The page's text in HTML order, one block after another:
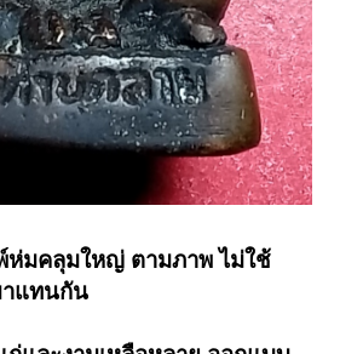
มคลุมใหญ่ ตามภาพ ไม่ใช้
แทนกัน